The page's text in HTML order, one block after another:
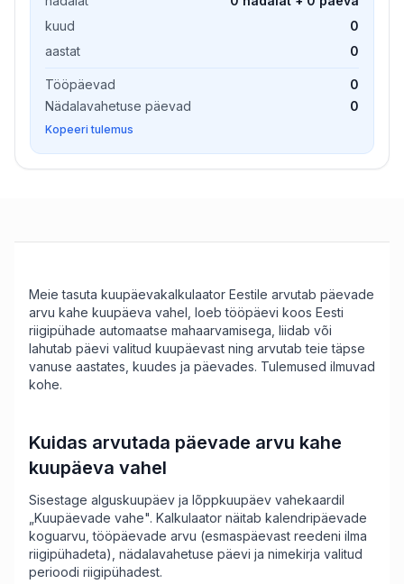
kuud
0
aastat
0
Tööpäevad
0
Nädalavahetuse päevad
0
Kopeeri tulemus
Meie tasuta kuupäevakalkulaator Eestile arvutab päevade
arvu kahe kuupäeva vahel, loeb tööpäevi koos Eesti
riigipühade automaatse mahaarvamisega, liidab või
lahutab päevi valitud kuupäevast ning arvutab teie täpse
vanuse aastates, kuudes ja päevades. Tulemused ilmuvad
kohe.
Kuidas arvutada päevade arvu kahe
kuupäeva vahel
Sisestage alguskuupäev ja lõppkuupäev vahekaardil
„Kuupäevade vahe". Kalkulaator näitab kalendripäevade
koguarvu, tööpäevade arvu (esmaspäevast reedeni ilma
riigipühadeta), nädalavahetuse päevi ja nimekirja valitud
perioodi riigipühadest.